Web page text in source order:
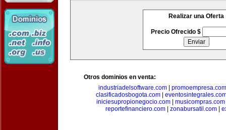
Realizar una Oferta
Precio Ofrecido $
Otros dominios en venta:
industriadelsoftware.com| promoempresa.com
clasificadosbogota.com
iniciesupropionegocio.com
musicompras.com
reportefinanciero.com| zonabursatil.com|